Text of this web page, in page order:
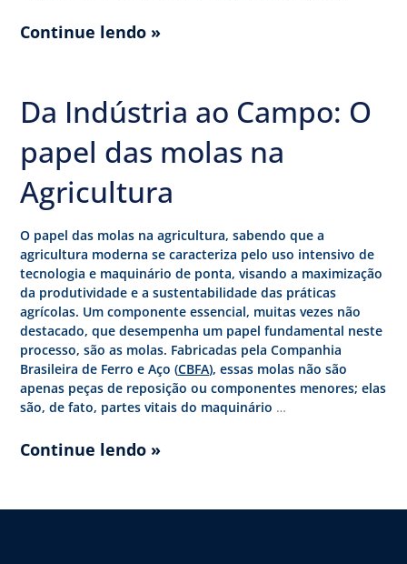
Continue lendo »
Da Indústria ao Campo: O
papel das molas na
Agricultura
O papel das molas na agricultura, sabendo que a
agricultura moderna se caracteriza pelo uso intensivo de
tecnologia e maquinário de ponta, visando a maximização
da produtividade e a sustentabilidade das práticas
agrícolas. Um componente essencial, muitas vezes não
destacado, que desempenha um papel fundamental neste
processo, são as molas. Fabricadas pela Companhia
Brasileira de Ferro e Aço (CBFA), essas molas não são
apenas peças de reposição ou componentes menores; elas
são, de fato, partes vitais do maquinário …
Continue lendo »